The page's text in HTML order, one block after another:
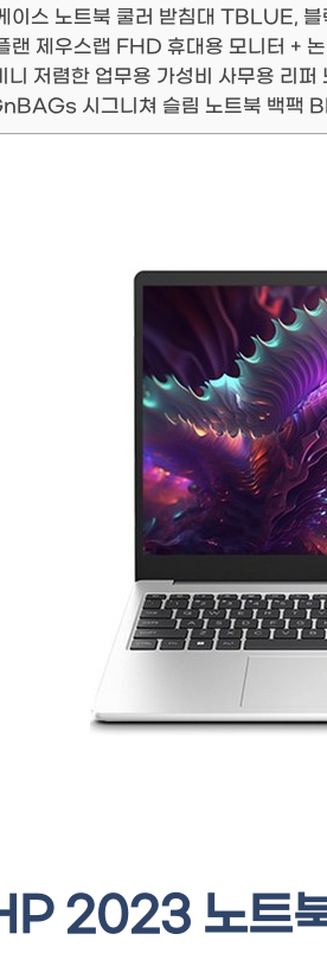
이스 노트북 쿨러 받침대 TBLUE, 블
랜 제우스랩 FHD 휴대용 모니터 +
니 저렴한 업무용 가성비 사무용
시그니쳐 슬림 노트북 백팩
2023 노트